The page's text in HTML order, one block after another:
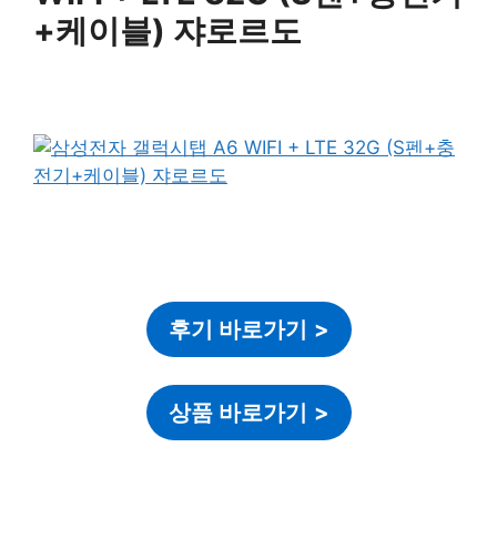
+케이블) 쟈로르도
후기 바로가기 >
상품 바로가기 >